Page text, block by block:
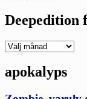
Deepedition
Deepedition
apokalyps